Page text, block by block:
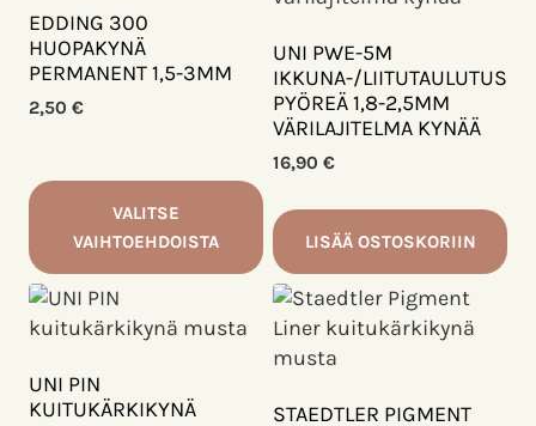
muunnelma.
Voit
tehdä
valinnat
muunnelma.
Voit
tehdä
valinnat
tuotteen
sivulla.
EDDING 300
HUOPAKYNÄ
PERMANENT 1,5-3MM
2,50 €
VALITSE
VAIHTOEHDOISTA
Tällä
tuotteella
useampi
muunnelma.
UNI PWE-5M
IKKUNA-/LIITUTAULUTUSSI
PYÖREÄ 1,8-2,5MM
VÄRILAJITELMA KYNÄÄ
16,90 €
LISÄÄ OSTOSKORIIN
UNI PIN
KUITUKÄRKIKYNÄ
STAEDTLER PIGMENT